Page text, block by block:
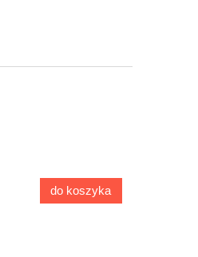
do koszyka